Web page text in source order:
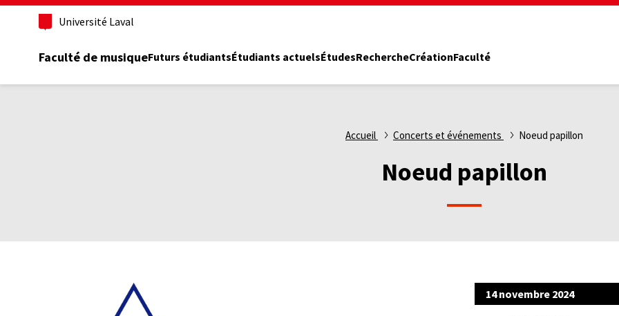
Aller
principal
Université Laval
Faculté de musiqueFuturs étudiantsÉtudiants actuelsÉtudesRechercheCréationFaculté
Accueil Concerts et événements Noeud papillon
Noeud papillon
14 novembre 2024